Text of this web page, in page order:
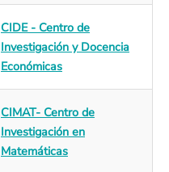
CIDE - Centro de
Investigación y Docencia
Económicas
CIMAT- Centro de
Investigación en
Matemáticas